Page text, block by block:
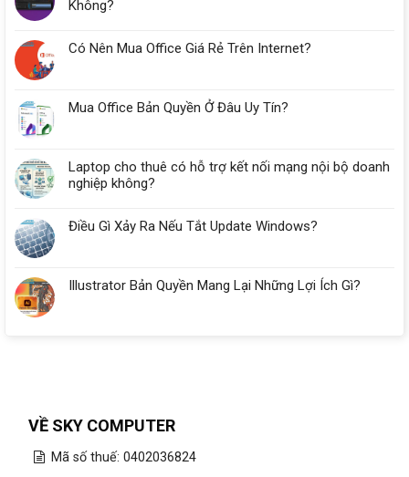
Bao
Không?
Có Nên Mua Office Giá Rẻ Trên Internet?
Mua Office Bản Quyền Ở Đâu Uy Tín?
Laptop cho thuê có hỗ trợ kết nối mạng nội bộ doanh
nghiệp không?
Điều Gì Xảy Ra Nếu Tắt Update Windows?
Illustrator Bản Quyền Mang Lại Những Lợi Ích Gì?
VỀ SKY COMPUTER
Mã số thuế: 0402036824